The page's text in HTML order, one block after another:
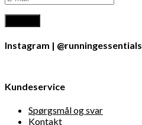
Instagram | @runningessentials
Kundeservice
Spørgsmål og svar
Kontakt